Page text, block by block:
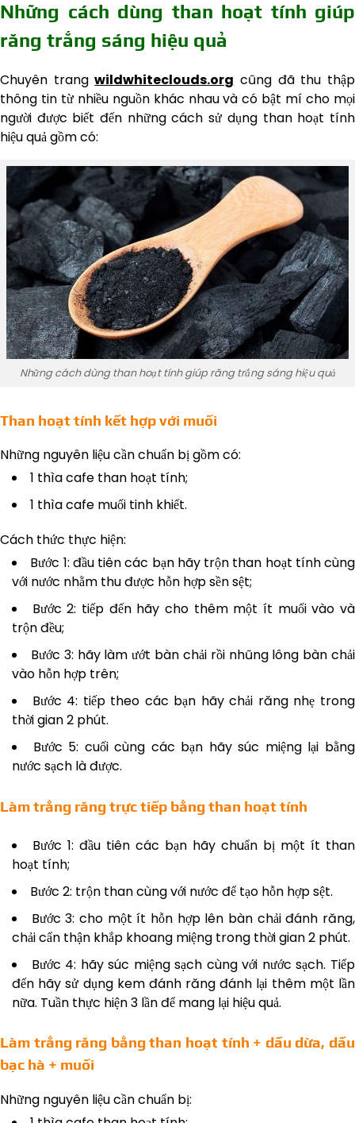
Những cách dùng than hoạt tính giúp
răng trắng sáng hiệu quả
Chuyên trangwildwhiteclouds.org cũng đã thu thập
thông tin từ nhiều nguồn khác nhau và có bật mí cho mọi
người được biết đến những cách sử dụng than hoạt tính
hiệu quả gồm có:
Những cách dùng than hoạt tính giúp răng trắng sáng hiệu quả
Than hoạt tính kết hợp với muối
Những nguyên liệu cần chuẩn bị gồm có:
1 thìa cafe than hoạt tính;
1 thìa cafe muối tinh khiết.
Cách thức thực hiện:
Bước 1: đầu tiên các bạn hãy trộn than hoạt tính cùng
với nước nhằm thu được hỗn hợp sền sệt;
Bước 2: tiếp đến hãy cho thêm một ít muối vào và
trộn đều;
Bước 3: hãy làm ướt bàn chải rồi nhũng lông bàn chải
vào hỗn hợp trên;
Bước 4: tiếp theo các bạn hãy chải răng nhẹ trong
thời gian 2 phút.
Bước 5: cuối cùng các bạn hãy súc miệng lại bằng
nước sạch là được.
Làm trắng răng trực tiếp bằng than hoạt tính
Bước 1: đầu tiên các bạn hãy chuẩn bị một ít than
hoạt tính;
Bước 2: trộn than cùng với nước để tạo hỗn hợp sệt.
Bước 3: cho một ít hỗn hợp lên bàn chải đánh răng,
chải cẩn thận khắp khoang miệng trong thời gian 2 phút.
Bước 4: hãy súc miệng sạch cùng với nước sạch. Tiếp
đến hãy sử dụng kem đánh răng đánh lại thêm một lần
nữa. Tuần thực hiện 3 lần để mang lại hiệu quả.
Làm trắng răng bằng than hoạt tính + dầu dừa, dầu
bạc hà + muối
Những nguyên liệu cần chuẩn bị: